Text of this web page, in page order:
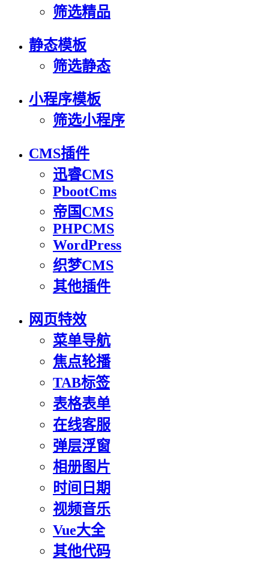
筛选精品
静态模板
筛选静态
小程序模板
筛选小程序
CMS插件
迅睿CMS
PbootCms
帝国CMS
PHPCMS
WordPress
织梦CMS
其他插件
网页特效
菜单导航
焦点轮播
TAB标签
表格表单
在线客服
弹层浮窗
相册图片
时间日期
视频音乐
Vue大全
其他代码